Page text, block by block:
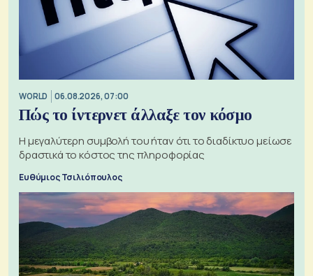
WORLD 06.08.2026, 07:00
Πώς το ίντερνετ άλλαξε τον κόσμο
Η μεγαλύτερη συμβολή του ήταν ότι το διαδίκτυο μείωσε
δραστικά το κόστος της πληροφορίας
Ευθύμιος Τσιλιόπουλος